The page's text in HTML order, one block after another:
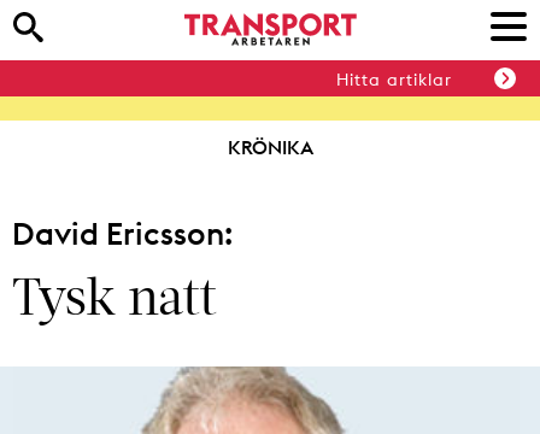
Hitta artiklar
KRÖNIKA
David Ericsson:
Tysk natt